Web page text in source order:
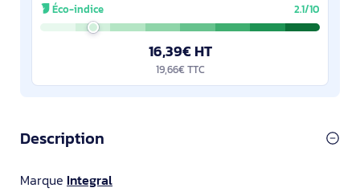
Éco-indice
2.1/10
16,39€ HT
19,66€ TTC
Description
Marque Integral